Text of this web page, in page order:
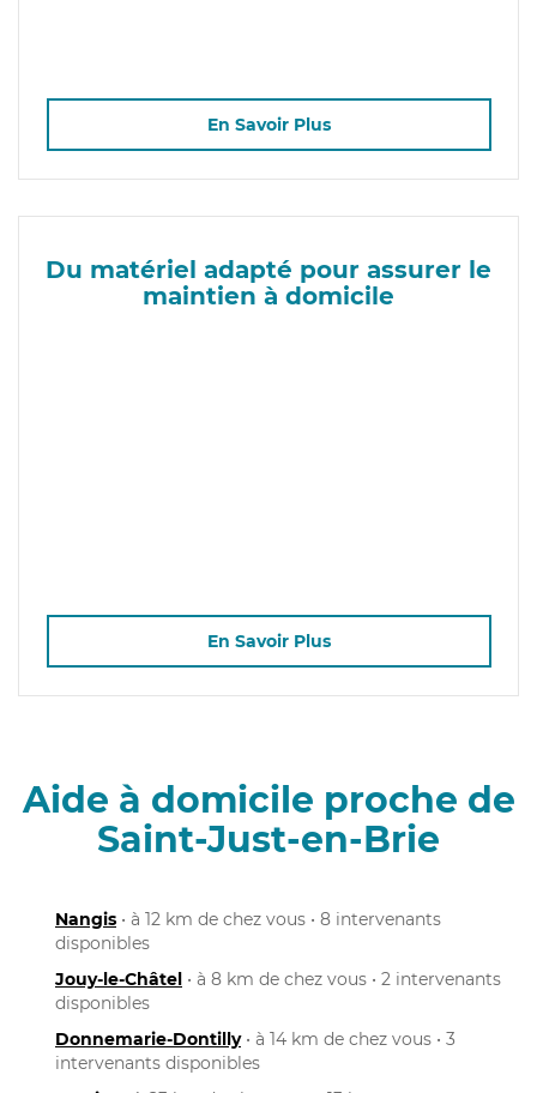
En Savoir Plus
Du matériel adapté pour assurer le
maintien à domicile
En Savoir Plus
Aide à domicile proche de
Saint-Just-en-Brie
Nangis • à 12 km de chez vous • 8 intervenants
disponibles
Jouy-le-Châtel • à 8 km de chez vous • 2 intervenants
disponibles
Donnemarie-Dontilly• à 14 km de chez vous • 3
intervenants disponibles